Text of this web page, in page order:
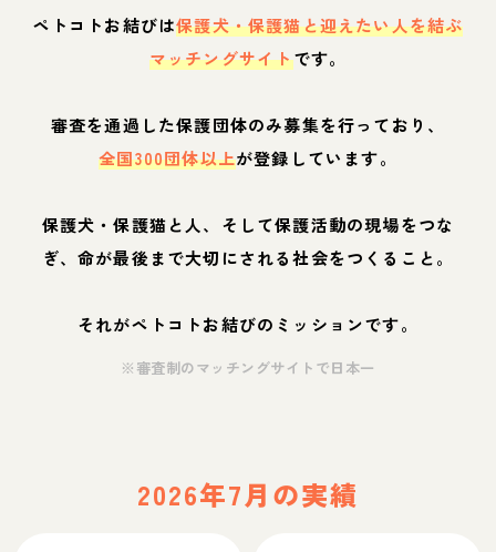
ペトコトお結びは保護犬・保護猫と迎えたい人を結ぶ
マッチングサイトです。
審査を通過した保護団体のみ募集を行っており、
全国300団体以上が登録しています。
保護犬・保護猫と人、そして保護活動の現場をつな
ぎ、命が最後まで大切にされる社会をつくること。
それがペトコトお結びのミッションです。
※審査制のマッチングサイトで日本一
2026年7月の実績